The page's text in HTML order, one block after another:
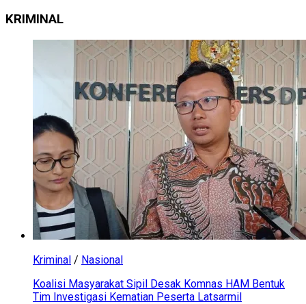
KRIMINAL
Kriminal / Nasional
Koalisi Masyarakat Sipil Desak Komnas HAM Bentuk
Tim Investigasi Kematian Peserta Latsarmil